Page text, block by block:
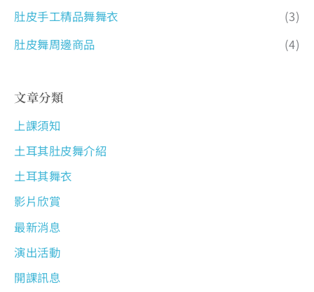
肚皮手工精品舞舞衣
(3)
肚皮舞周邊商品
(4)
文章分類
上課須知
土耳其肚皮舞介紹
土耳其舞衣
影片欣賞
最新消息
演出活動
開課訊息